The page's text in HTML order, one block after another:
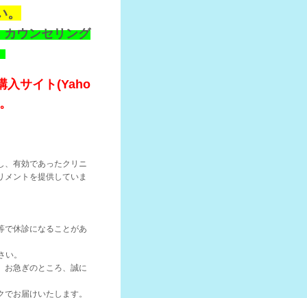
ウンセリング
入サイト(Yaho
、有効であったクリニ
メントを提供していま
で休診になることがあ
い。
お急ぎのところ、誠に
お届けいたします。